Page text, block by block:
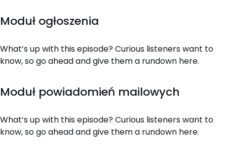
Moduł ogłoszenia
What’s up with this episode? Curious listeners want to
know, so go ahead and give them a rundown here.
Moduł powiadomień mailowych
What’s up with this episode? Curious listeners want to
know, so go ahead and give them a rundown here.